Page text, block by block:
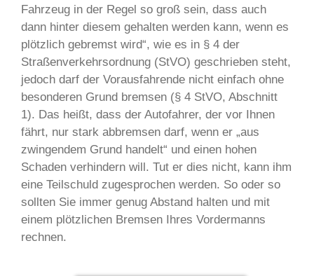
Fahrzeug in der Regel so groß sein, dass auch
dann hinter diesem gehalten werden kann, wenn es
plötzlich gebremst wird“, wie es in § 4 der
Straßenverkehrsordnung (StVO) geschrieben steht,
jedoch darf der Vorausfahrende nicht einfach ohne
besonderen Grund bremsen (§ 4 StVO, Abschnitt
1). Das heißt, dass der Autofahrer, der vor Ihnen
fährt, nur stark abbremsen darf, wenn er „aus
zwingendem Grund handelt“ und einen hohen
Schaden verhindern will. Tut er dies nicht, kann ihm
eine Teilschuld zugesprochen werden. So oder so
sollten Sie immer genug Abstand halten und mit
einem plötzlichen Bremsen Ihres Vordermanns
rechnen.